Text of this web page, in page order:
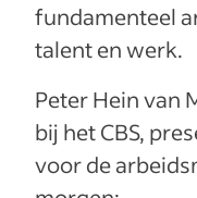
fundamenteel
talent en werk.
Peter Hein van
bij het CBS,
voor de